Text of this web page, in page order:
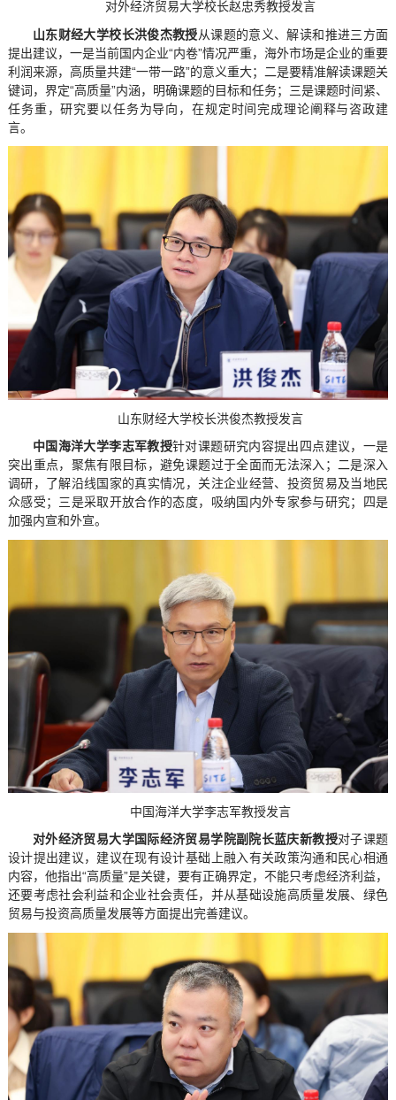
对外经济贸易大学校长赵忠秀教授发言
山东财经大学校长洪俊杰教授从课题的意义、解读和推进三方面
提出建议，一是当前国内企业“内卷”情况严重，海外市场是企业的重要
利润来源，高质量共建“一带一路”的意义重大；二是要精准解读课题关
键词，界定“高质量”内涵，明确课题的目标和任务；三是课题时间紧、
任务重，研究要以任务为导向，在规定时间完成理论阐释与咨政建
言。
山东财经大学校长洪俊杰教授发言
中国海洋大学李志军教授针对课题研究内容提出四点建议，一是
突出重点，聚焦有限目标，避免课题过于全面而无法深入；二是深入
调研，了解沿线国家的真实情况，关注企业经营、投资贸易及当地民
众感受；三是采取开放合作的态度，吸纳国内外专家参与研究；四是
加强内宣和外宣。
中国海洋大学李志军教授发言
对外经济贸易大学国际经济贸易学院副院长蓝庆新教授对子课题
设计提出建议，建议在现有设计基础上融入有关政策沟通和民心相通
内容，他指出“高质量”是关键，要有正确界定，不能只考虑经济利益，
还要考虑社会利益和企业社会责任，并从基础设施高质量发展、绿色
贸易与投资高质量发展等方面提出完善建议。